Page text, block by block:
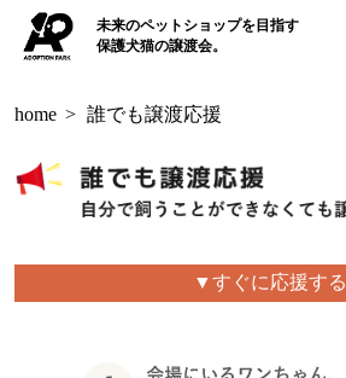
未来のペットショップを目指す
保護犬猫の譲渡会。
home > 誰でも譲渡応援
▼すぐに応援する